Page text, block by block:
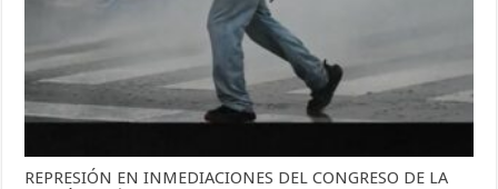
REPRESIÓN EN INMEDIACIONES DEL CONGRESO DE LA